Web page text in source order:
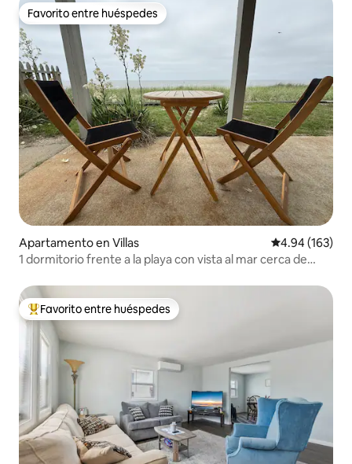
Favorito entre huéspedes
Favorito entre huéspedes
Apartamento en Villas Calificación
4.94 (163)
1 dormitorio frente a la playa con vista al mar cerca de
Favorito entre huéspedes preferido
Favorito entre huéspedes